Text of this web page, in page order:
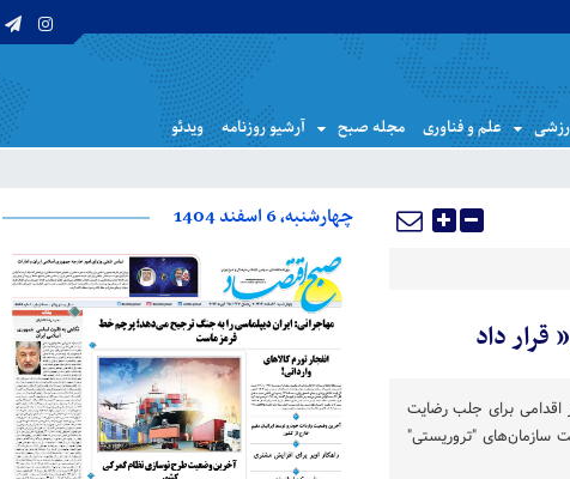
علم و فناوری مجله صبح آرشیو روزنامه ویدئو
قرار داد
برای جلب رضایت
سازمان‌های "تروریستی"
چهارشنبه، 6 اسفند 1404